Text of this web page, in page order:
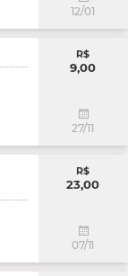
12/01
R$
9,00
27/11
R$
23,00
07/11